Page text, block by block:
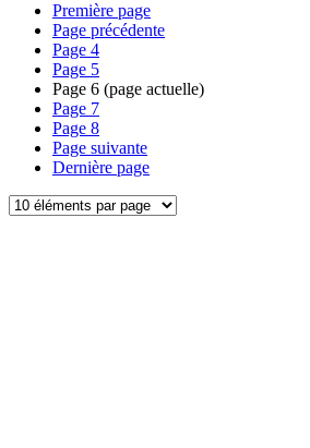
Première page
Page précédente
Page 4
Page 5
Page 6 (page actuelle)
Page 7
Page 8
Page suivante
Dernière page